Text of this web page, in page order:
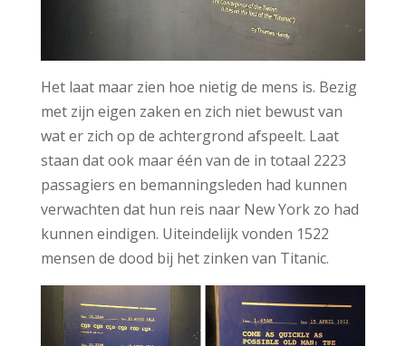
Het laat maar zien hoe nietig de mens is. Bezig
met zijn eigen zaken en zich niet bewust van
wat er zich op de achtergrond afspeelt. Laat
staan dat ook maar één van de in totaal 2223
passagiers en bemanningsleden had kunnen
verwachten dat hun reis naar New York zo had
kunnen eindigen. Uiteindelijk vonden 1522
mensen de dood bij het zinken van Titanic.